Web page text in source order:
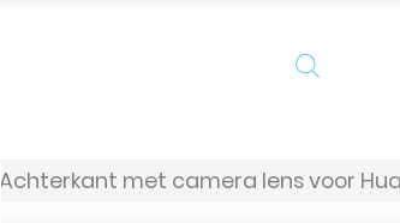
Achterkant met camera lens voor